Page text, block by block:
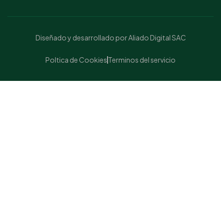
Diseñado y desarrollado por Aliado Digital SAC
Poltica de Cookies Terminos del servicio